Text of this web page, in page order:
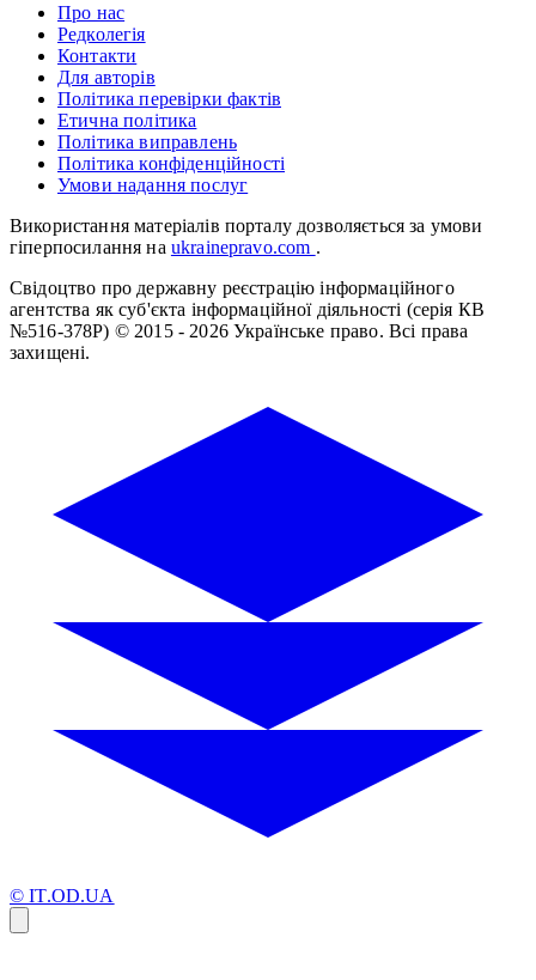
Про нас
Редколегія
Контакти
Для авторів
Політика перевірки фактів
Етична політика
Політика виправлень
Політика конфіденційності
Умови надання послуг
Використання матеріалів порталу дозволяється за умови
гіперпосилання на ukrainepravo.com .
Свідоцтво про державну реєстрацію інформаційного
агентства як суб'єкта інформаційної діяльності (серія КВ
№516-378Р) © 2015 - 2026 Українське право. Всі права
захищені.
© IT.OD.UA